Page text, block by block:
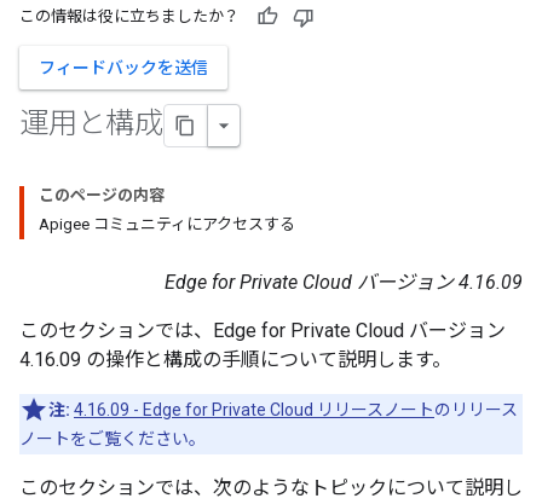
この情報は役に立ちましたか？
フィードバックを送信
運用と構成
このページの内容
Apigee コミュニティにアクセスする
Edge for Private Cloud バージョン 4.16.09
このセクションでは、Edge for Private Cloud バージョン
4.16.09 の操作と構成の手順について説明します。
注: 4.16.09 - Edge for Private Cloud リリースノートのリリース
ノートをご覧ください。
このセクションでは、次のようなトピックについて説明し